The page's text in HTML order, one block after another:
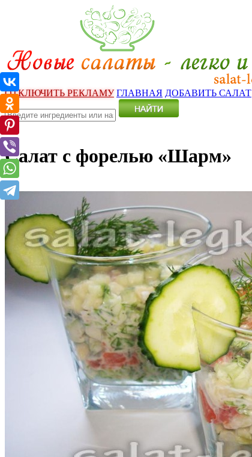
ОТКЛЮЧИТЬ РЕКЛАМУ ГЛАВНАЯ ДОБАВИТЬ САЛАТ
Салат с форелью «Шарм»